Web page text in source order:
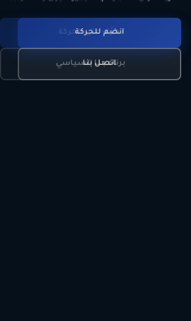
تعرّف على الحركة
برنامجنا السياسي
انضم للحركة
اتصل بنا